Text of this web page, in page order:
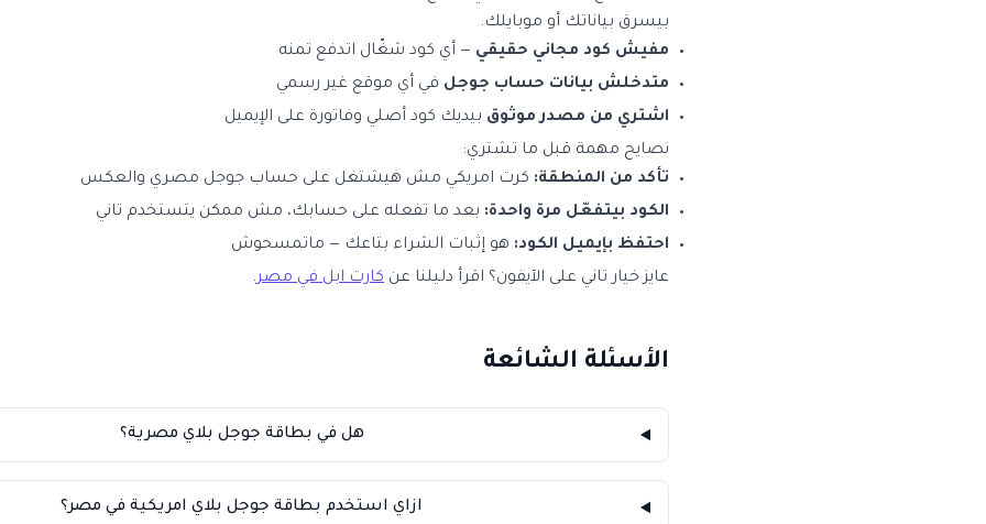
بيسرق بياناتك أو موبايلك.
مفيش كود مجاني حقيقي — أي كود شغّال اتدفع تمنه
متدخلش بيانات حساب جوجل في أي موقع غير رسمي
اشتري من مصدر موثوق بيديك كود أصلي وفاتورة على الإيميل
نصايح مهمة قبل ما تشتري:
تأكد من المنطقة: كرت امريكي مش هيشتغل على حساب جوجل مصري والعكس
الكود بيتفعّل مرة واحدة: بعد ما تفعله على حسابك، مش ممكن يتستخدم تاني
احتفظ بإيميل الكود: هو إثبات الشراء بتاعك — ماتمسحوش
عايز خيار تاني على الآيفون؟ اقرأ دليلنا عن كارت ابل في مصر.
الأسئلة الشائعة
هل في بطاقة جوجل بلاي مصرية؟
ازاي استخدم بطاقة جوجل بلاي امريكية في مصر؟